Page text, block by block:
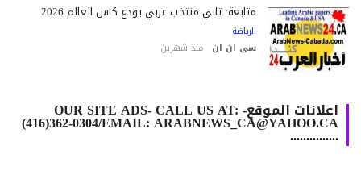
متابعة: ثاني منتخب عربي يودع كأس العالم 2026
الرياضة
سى ان ان منذ شهرين
اعلانات الموقع- OUR SITE ADS- CALL US AT:
(416)362-0304/EMAIL: ARABNEWS_CA@YAHOO.CA
...............